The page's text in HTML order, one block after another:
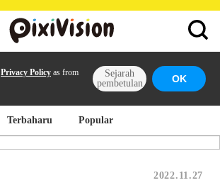
Privacy Policy as from
Sejarah
pembetulan
OK
Terbaharu Popular
2022.11.27